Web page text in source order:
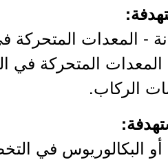
أو البكالوريوس في